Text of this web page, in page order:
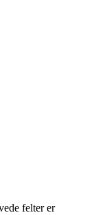
felter er